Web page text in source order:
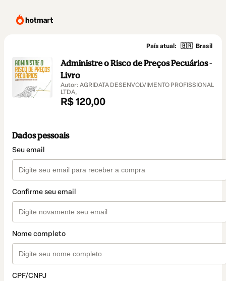
País atual: 🇧🇷 Brasil
Administre o Risco de Preços Pecuários -
Livro
Autor: AGRIDATA DESENVOLVIMENTO PROFISSIONAL
LTDA,
R$ 120,00
Dados pessoais
Seu email
Confirme seu email
Nome completo
CPF/CNPJ